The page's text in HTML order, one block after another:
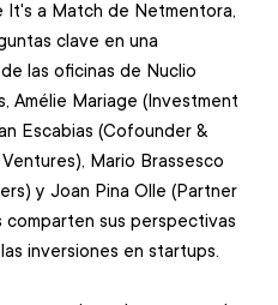
It's a Match de Netmentora,
clave en una
las oficinas de Nuclio
Amélie Mariage (Investment
Escabias (Cofounder &
Mario Brassesco
y Joan Pina Olle (Partner
sus perspectivas
inversiones en startups.